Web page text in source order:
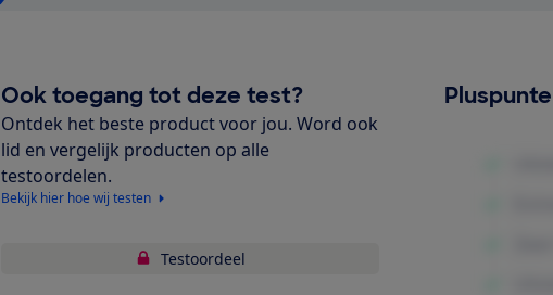
Ook toegang tot deze test?
Ontdek het beste product voor jou. Word ook
lid en vergelijk producten op alle
testoordelen.
Bekijk hier hoe wij testen
Testoordeel